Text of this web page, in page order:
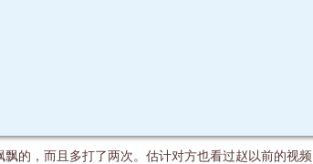
的，而且多打了两次。估计对方也看过赵以前的视频